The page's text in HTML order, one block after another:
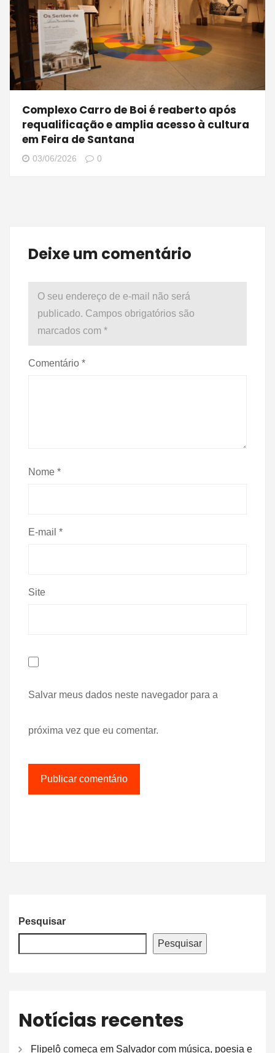
Complexo Carro de Boi é reaberto após
requalificação e amplia acesso à cultura
em Feira de Santana
03/06/2026 0
Deixe um comentário
O seu endereço de e-mail não será
publicado. Campos obrigatórios são
marcados com *
Comentário *
Nome *
E-mail *
Site
Salvar meus dados neste navegador para a
próxima vez que eu comentar.
Pesquisar
Pesquisar
Notícias recentes
Flipelô começa em Salvador com música, poesia e